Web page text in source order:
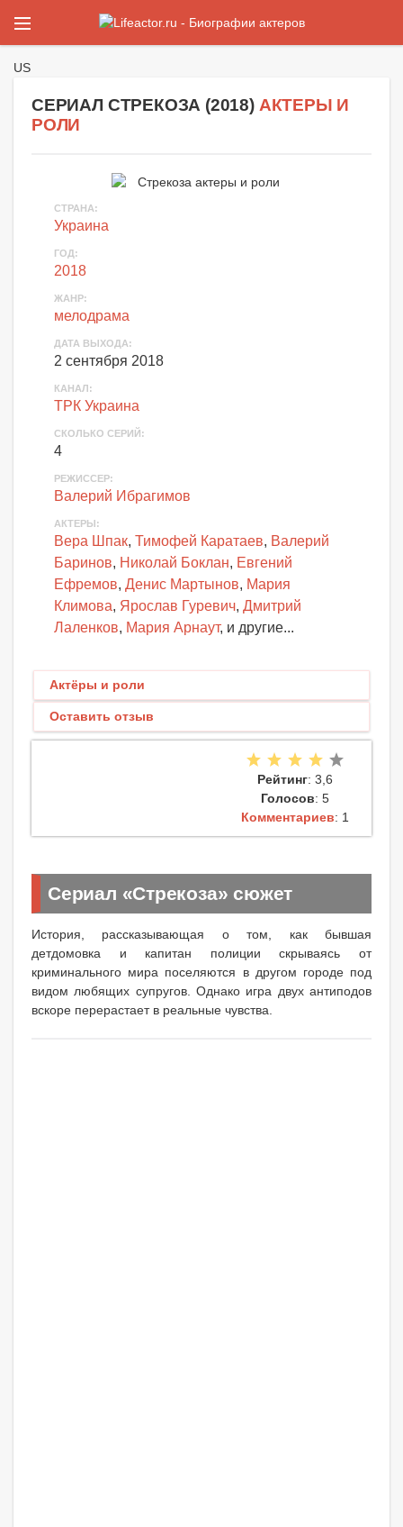
US
СЕРИАЛ СТРЕКОЗА (2018) АКТЕРЫ И
РОЛИ
СТРАНА:
Украина
ГОД:
2018
ЖАНР:
мелодрама
ДАТА ВЫХОДА:
2 сентября 2018
КАНАЛ:
ТРК Украина
СКОЛЬКО СЕРИЙ:
4
РЕЖИССЕР:
Валерий Ибрагимов
АКТЕРЫ:
Вера Шпак, Тимофей Каратаев, Валерий
Баринов, Николай Боклан, Евгений
Ефремов, Денис Мартынов, Мария
Климова, Ярослав Гуревич, Дмитрий
Лаленков, Мария Арнаут, и другие...
Актёры и роли
Оставить отзыв
Рейтинг: 3,6
Голосов: 5
Комментариев: 1
Сериал «Стрекоза» сюжет
История, рассказывающая о том, как бывшая
детдомовка и капитан полиции скрываясь от
криминального мира поселяются в другом городе под
видом любящих супругов. Однако игра двух антиподов
вскоре перерастает в реальные чувства.